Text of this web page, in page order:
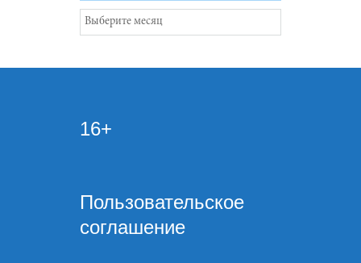
Архивы
16+
Пользовательское
соглашение